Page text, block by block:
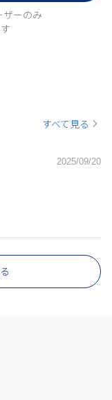
ザーのみ
すべて見る
2025/09/20